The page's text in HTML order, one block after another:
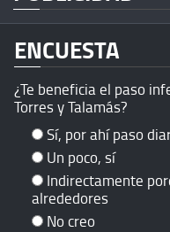
ENCUESTA
¿Te beneficia el paso
Torres y Talamás?
Sí, por ahí paso
Un poco, sí
Indirectamente
alrededores
No creo